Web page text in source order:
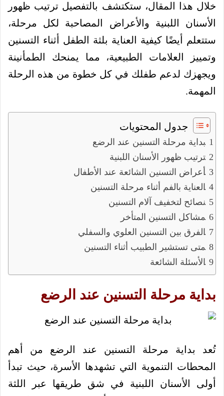
خلال هذا المقال، ستكتشف بالتفصيل ترتيب ظهور
الأسنان اللبنية والأعراض المصاحبة لكل مرحلة،
ستتعلم أيضًا كيفية العناية بلثة الطفل أثناء التسنين
وتمييز العلامات الطبيعية، مما يمنحك الطمأنينة
ويجهزك لدعم طفلك في كل خطوة من هذه الرحلة
المهمة.
جدول المحتويات
بداية مرحلة التسنين عند الرضع
ترتيب ظهور الأسنان اللبنية
أعراض التسنين الشائعة عند الأطفال
العناية بالفم أثناء مرحلة التسنين
نصائح لتخفيف آلام التسنين
مشاكل التسنين المتأخر
الفرق بين التسنين العلوي والسفلي
متى تستشير الطبيب أثناء التسنين
الأسئلة الشائعة
بداية مرحلة التسنين عند الرضع
تُعد بداية مرحلة التسنين عند الرضع من أهم
المحطات التنموية التي تشهدها الأسرة، حيث تبدأ
أولى الأسنان اللبنية في شق طريقها عبر اللثة